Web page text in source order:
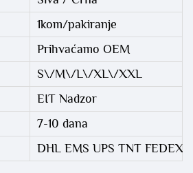
1kom/pakiranje
Prihvaćamo OEM
S\/M\/L\/XL\/XXL
EIT Nadzor
7-10 dana
DHL EMS UPS TNT FEDEX